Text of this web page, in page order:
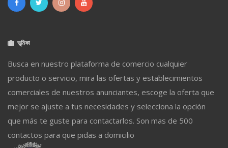
ভূমিকা
Busca en nuestro plataforma de comercio cualquier
producto o servicio, mira las ofertas y establecimientos
comerciales de nuestros anunciantes, escoge la oferta que
mejor se ajuste a tus necesidades y selecciona la opción
que más te guste para contactarlos. Son mas de 500
contactos para que pidas a domicilio